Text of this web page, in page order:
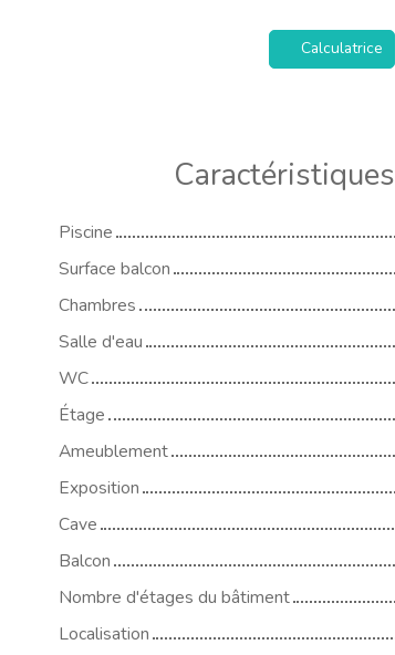
Calculatrice
Caractéristiques
Piscine
Surface balcon
Chambres
Salle d'eau
WC
Étage
Ameublement
Exposition
Cave
Balcon
Nombre d'étages du bâtiment
Localisation